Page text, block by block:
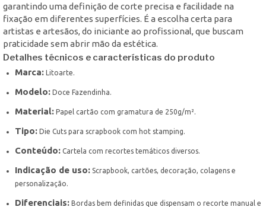
garantindo uma definição de corte precisa e facilidade na
fixação em diferentes superfícies. É a escolha certa para
artistas e artesãos, do iniciante ao profissional, que buscam
praticidade sem abrir mão da estética.
Detalhes técnicos e características do produto
Marca: Litoarte.
Modelo: Doce Fazendinha.
Material: Papel cartão com gramatura de 250g/m².
Tipo: Die Cuts para scrapbook com hot stamping.
Conteúdo: Cartela com recortes temáticos diversos.
Indicação de uso: Scrapbook, cartões, decoração, colagens e
personalização.
Diferenciais: Bordas bem definidas que dispensam o recorte manual e